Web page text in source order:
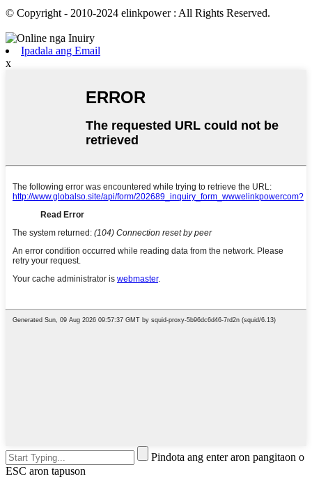
© Copyright - 2010-2024 elinkpower : All Rights Reserved.
Ipadala ang Email
x
Pindota ang enter aron pangitaon o
ESC aron tapuson